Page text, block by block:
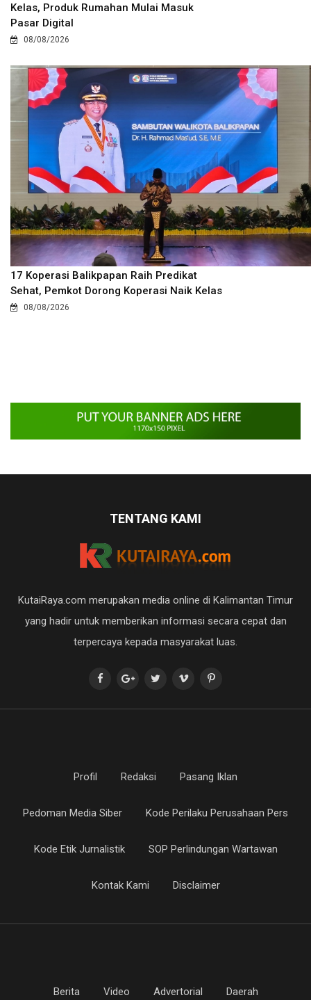
Kelas, Produk Rumahan Mulai Masuk
Pasar Digital
08/08/2026
17 Koperasi Balikpapan Raih Predikat
Sehat, Pemkot Dorong Koperasi Naik Kelas
08/08/2026
TENTANG KAMI
KutaiRaya.com merupakan media online di Kalimantan Timur
yang hadir untuk memberikan informasi secara cepat dan
terpercaya kepada masyarakat luas.
Profil Redaksi Pasang Iklan
Pedoman Media Siber Kode Perilaku Perusahaan Pers
Kode Etik Jurnalistik SOP Perlindungan Wartawan
Kontak Kami Disclaimer
Berita Video Advertorial Daerah